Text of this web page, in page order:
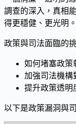
調查的深入，真相
得更穩健、更光明。
政策與司法面臨的
如何堵塞政策
加強司法機構
提升政策透明
以下是政策漏洞與